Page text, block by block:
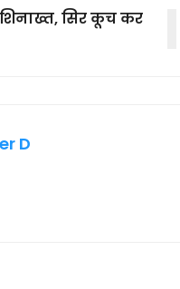
सिर कूच कर
D